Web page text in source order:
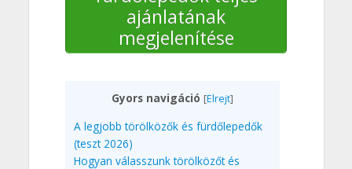
ajánlatának
megjelenítése
Gyors navigáció [Elrejt]
A legjobb törölközők és fürdőlepedők
(teszt 2026)
Hogyan válasszunk törölközőt és